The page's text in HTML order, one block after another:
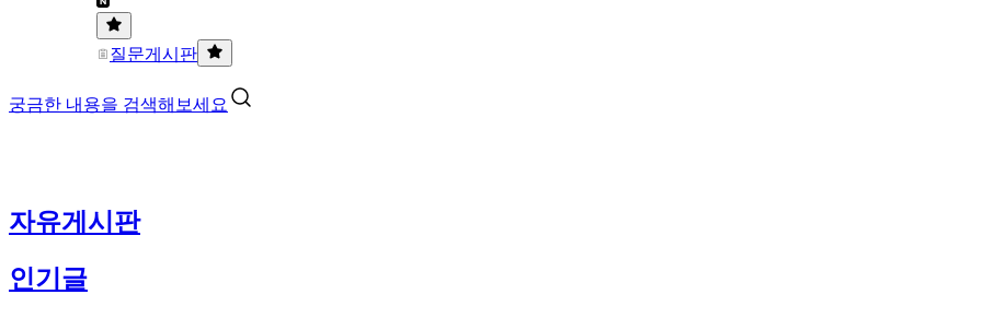
질문게시판
궁금한 내용을 검색해보세요
자유게시판
인기글